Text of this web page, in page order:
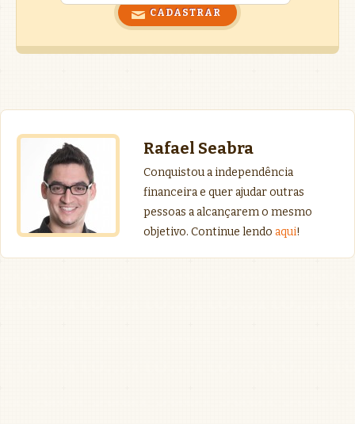
Rafael Seabra
Conquistou a independência
financeira e quer ajudar outras
pessoas a alcançarem o mesmo
objetivo. Continue lendo aqui!